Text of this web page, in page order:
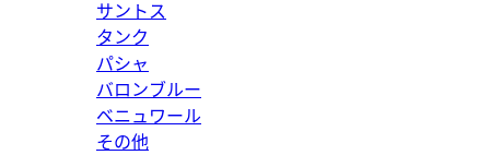
サントス
タンク
パシャ
バロンブルー
ベニュワール
その他